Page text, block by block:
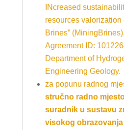
INcreased
resources valorization
Brines”
Agreement ID:
Department of
Engineering Geology.
za popunu radnog
stručno radno
suradnik u sustavu
visokog obrazovanja